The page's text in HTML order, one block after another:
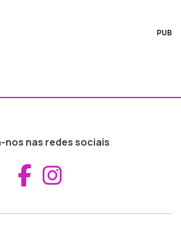
PUB
nos nas redes sociais
Aceder ao